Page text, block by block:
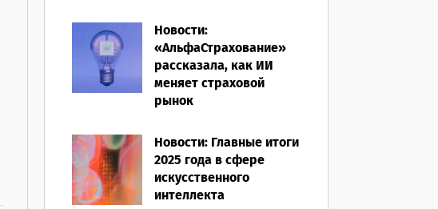
Новости:
«АльфаСтрахование»
рассказала, как ИИ
меняет страховой
рынок
Новости: Главные итоги
2025 года в сфере
искусственного
интеллекта